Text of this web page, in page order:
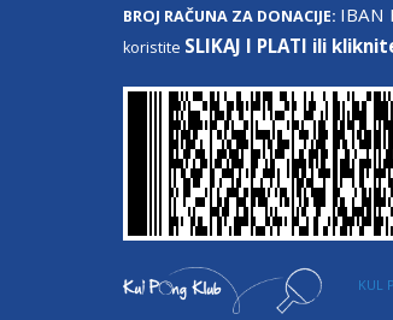
BROJ RAČUNA ZA DONACIJE: IBAN
koristite SLIKAJ I PLATI ili
KUL